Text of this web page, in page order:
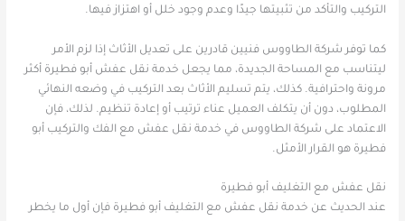
التركيب والتأكد من تثبيتها جيدًا وعدم وجود خلل أو اهتزاز فيها.
كما توفر شركة الطاووس فنيين قادرين على تعديل الأثاث إذا لزم الأمر
ليتناسب مع المساحة الجديدة، مما يجعل خدمة نقل عفش أبو فطيرة أكثر
مرونة واحترافية. كذلك، يتم تسليم الأثاث بعد التركيب في وضعه النهائي
المطلوب، دون أن يتكلف العميل عناء ترتيب أو إعادة تنظيم. لذلك، فإن
الاعتماد على شركة الطاووس في خدمة نقل عفش مع الفك والتركيب أبو
فطيرة هو القرار الأمثل.
نقل عفش مع التغليف أبو فطيرة
عند الحديث عن خدمة نقل عفش مع التغليف أبو فطيرة فإن أول ما يخطر